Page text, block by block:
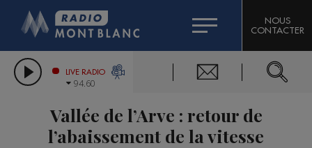
LES CHRONIQUES DE L'EXPERT
CITIZEN MACHINERY
GRAND MASSIF DOMAINES SKIABLES
BIGARD
COMPAGNIE DU MONT-BLANC
NOUS
CONTACTER
LIVE RADIO
94.60
Vallée de l’Arve : retour de
l’abaissement de la vitesse